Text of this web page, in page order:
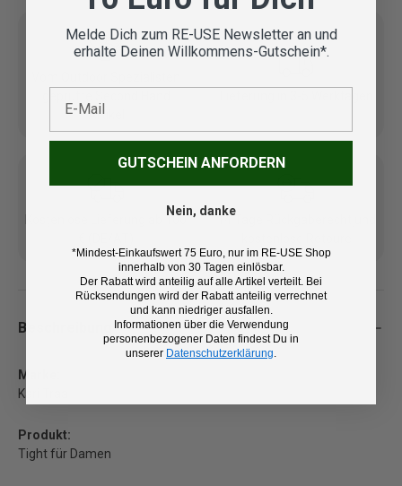
Artikel
Kostenlose Lieferung ab 100
14 Tage Rückgaberecht und
Beschreibung
Marke:
Kari Traa
Produkt:
Tight für Damen
Melde Dich zum RE-USE Newsletter an und
erhalte Deinen Willkommens-Gutschein*.
GUTSCHEIN ANFORDERN
Nein, danke
*Mindest-Einkaufswert 75 Euro, nur im RE-USE Shop
innerhalb von 30 Tagen einlösbar.
Der Rabatt wird anteilig auf alle Artikel verteilt. Bei
Rücksendungen wird der Rabatt anteilig verrechnet
und kann niedriger ausfallen.
Informationen über die Verwendung
personenbezogener Daten findest Du in
unserer Datenschutzerklärung